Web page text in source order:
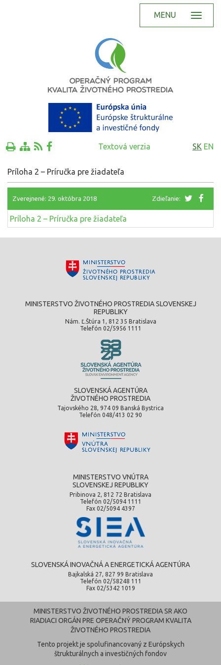
MENU
Textová verzia SK EN
Príloha 2 – Príručka pre žiadateľa
Zverejnené: 29. októbra 2018 Zdieľanie:
Príloha 2 – Príručka pre žiadateľa
MINISTERSTVO ŽIVOTNÉHO PROSTREDIA SLOVENSKEJ
REPUBLIKY
Nám. Ľ.Štúra 1, 812 35 Bratislava
Telefón 02/5956 1111
SLOVENSKÁ AGENTÚRA
ŽIVOTNÉHO PROSTREDIA
Tajovského 28, 974 09 Banská Bystrica
Telefón 048/413 02 90
MINISTERSTVO VNÚTRA
SLOVENSKEJ REPUBLIKY
Pribinova 2, 812 72 Bratislava
Telefón 02/5094 1111
Fax 02/5094 4397
SLOVENSKÁ INOVAČNÁ A ENERGETICKÁ AGENTÚRA
Bajkalská 27, 827 99 Bratislava
Telefón 02/58248 111
Fax 02/5342 1019
MINISTERSTVO ŽIVOTNÉHO PROSTREDIA SR AKO
RIADIACI ORGÁN PRE OPERAČNÝ PROGRAM KVALITA
ŽIVOTNÉHO PROSTREDIA
Tento projekt je spolufinancovaný z Európskych
štrukturálnych a investičných fondov